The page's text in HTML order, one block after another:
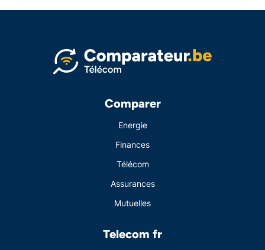
Comparer
Energie
Finances
Télécom
Assurances
Mutuelles
Telecom fr